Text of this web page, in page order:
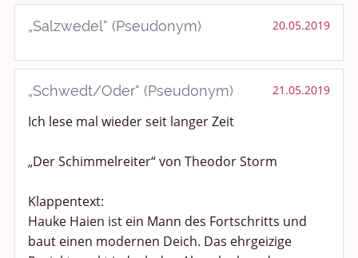
„Salzwedel“ (Pseudonym) 20.05.2019
„Schwedt/Oder“ (Pseudonym) 21.05.2019
Ich lese mal wieder seit langer Zeit
„Der Schimmelreiter“ von Theodor Storm
Klappentext:
Hauke Haien ist ein Mann des Fortschritts und
baut einen modernen Deich. Das ehrgeizige